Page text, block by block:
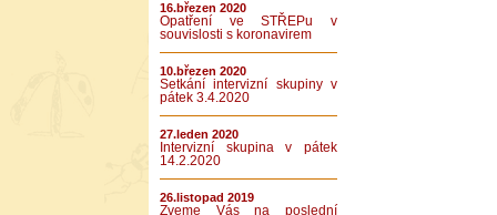
16.březen 2020
Opatření ve STŘEPu v
souvislosti s koronavirem
10.březen 2020
Setkání intervizní skupiny v
pátek 3.4.2020
27.leden 2020
Intervizní skupina v pátek
14.2.2020
26.listopad 2019
Zveme Vás na poslední